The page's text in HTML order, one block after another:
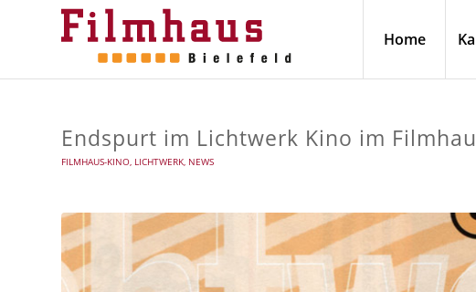
Home
Endspurt im Lichtwerk Kino im
FILMHAUS-KINO, LICHTWERK, NEWS